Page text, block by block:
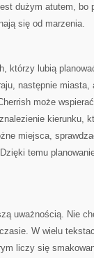
dużym atutem, bo
się od marzenia.
którzy lubią
następnie
może
kierunku,
miejsca,
temu
uważnością. Nie
W wielu
liczy się